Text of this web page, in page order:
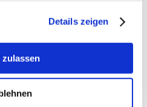
Details zeigen
zulassen
Stiftung RTL und
Familien
wird, brauchen Eltern
Kindern e.V.“ in Kooperation